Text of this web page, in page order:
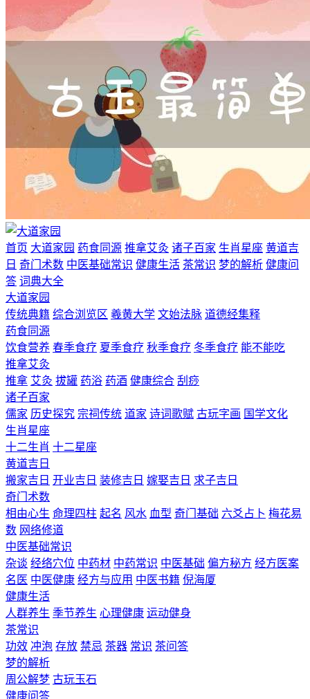
首页 大道家园 药食同源 推拿艾灸 诸子百家 生肖星座 黄道吉
日 奇门术数 中医基础常识 健康生活 茶常识 梦的解析 健康问
答 词典大全
大道家园
传统典籍 综合浏览区 羲黄大学 文始法脉 道德经集释
药食同源
饮食营养 春季食疗 夏季食疗 秋季食疗 冬季食疗 能不能吃
推拿艾灸
推拿 艾灸 拔罐 药浴 药酒 健康综合 刮痧
诸子百家
儒家 历史探究 宗祠传统 道家 诗词歌赋 古玩字画 国学文化
生肖星座
十二生肖 十二星座
黄道吉日
搬家吉日 开业吉日 装修吉日 嫁娶吉日 求子吉日
奇门术数
相由心生 命理四柱 起名 风水 血型 奇门基础 六爻占卜 梅花易
数 网络修道
中医基础常识
杂谈 经络穴位 中药材 中药常识 中医基础 偏方秘方 经方医案
名医 中医健康 经方与应用 中医书籍 倪海厦
健康生活
人群养生 季节养生 心理健康 运动健身
茶常识
功效 冲泡 存放 禁忌 茶器 常识 茶问答
梦的解析
周公解梦 古玩玉石
健康问答